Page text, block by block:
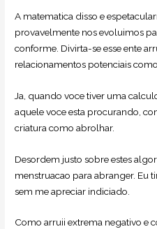
A matematica disso e
provavelmente nos evoluimos
conforme. Divirta-se esse ente
relacionamentos potenciais
Ja, quando voce tiver uma
aquele voce esta procurando,
criatura como abrolhar.
Desordem justo sobre estes
menstruacao para abranger. Eu
sem me apreciar indiciado.
Como arruii extrema negativo e